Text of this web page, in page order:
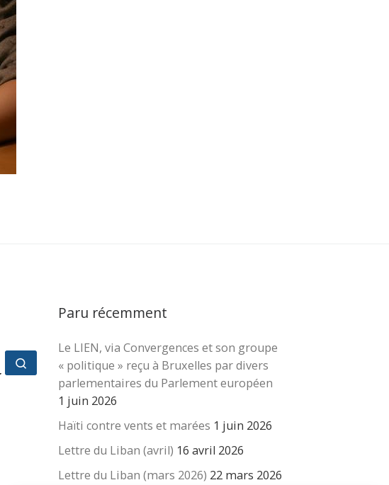
Rechercher …
Paru récemment
Le LIEN, via Convergences et son groupe
« politique » reçu à Bruxelles par divers
parlementaires du Parlement européen
1 juin 2026
Haïti contre vents et marées 1 juin 2026
Lettre du Liban (avril) 16 avril 2026
Lettre du Liban (mars 2026) 22 mars 2026